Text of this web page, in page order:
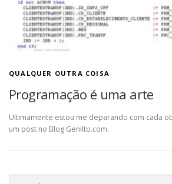
QUALQUER OUTRA COISA
Programação é uma arte
Ultimamente estou me deparando com cada
um post no Blog Genilto.com.